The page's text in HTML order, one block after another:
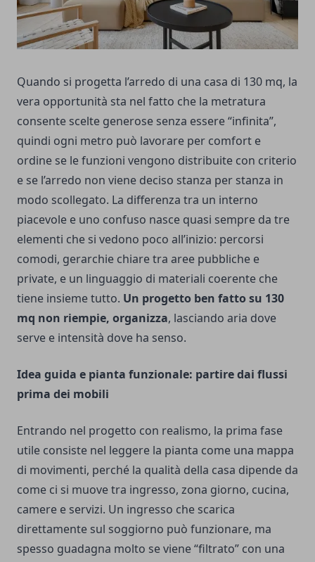
Quando si progetta l’arredo di una casa di 130 mq, la
vera opportunità sta nel fatto che la metratura
consente scelte generose senza essere “infinita”,
quindi ogni metro può lavorare per comfort e
ordine se le funzioni vengono distribuite con criterio
e se l’arredo non viene deciso stanza per stanza in
modo scollegato. La differenza tra un interno
piacevole e uno confuso nasce quasi sempre da tre
elementi che si vedono poco all’inizio: percorsi
comodi, gerarchie chiare tra aree pubbliche e
private, e un linguaggio di materiali coerente che
tiene insieme tutto. Un progetto ben fatto su 130
mq non riempie, organizza, lasciando aria dove
serve e intensità dove ha senso.
Idea guida e pianta funzionale: partire dai flussi
prima dei mobili
Entrando nel progetto con realismo, la prima fase
utile consiste nel leggere la pianta come una mappa
di movimenti, perché la qualità della casa dipende da
come ci si muove tra ingresso, zona giorno, cucina,
camere e servizi. Un ingresso che scarica
direttamente sul soggiorno può funzionare, ma
spesso guadagna molto se viene “filtrato” con una